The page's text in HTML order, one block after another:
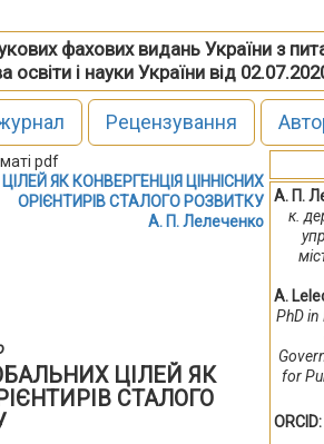
фахових видань України з
освіти і науки України від
Рецензування
ЯК КОНВЕРГЕНЦІЯ ЦІННІСНИХ
ОРІЄНТИРІВ СТАЛОГО РОЗВИТКУ
А. П. Лелеченко
ЦІЛЕЙ ЯК
СТАЛОГО
А. П.
к.
A.
PhD
for
ORCID: